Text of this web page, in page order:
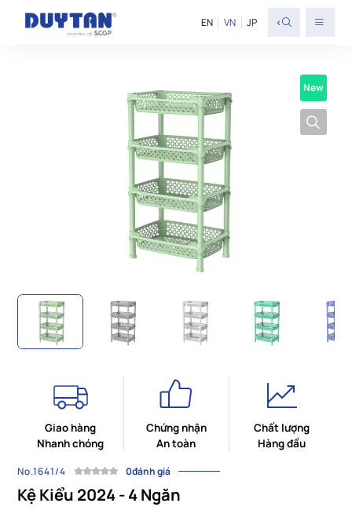
EN VN JP <
New
Giao hàng
Nhanh chóng
Chứng nhận
An toàn
Chất lượng
Hàng đầu
No.1641/4 0đánh giá
Kệ Kiểu 2024 - 4 Ngăn